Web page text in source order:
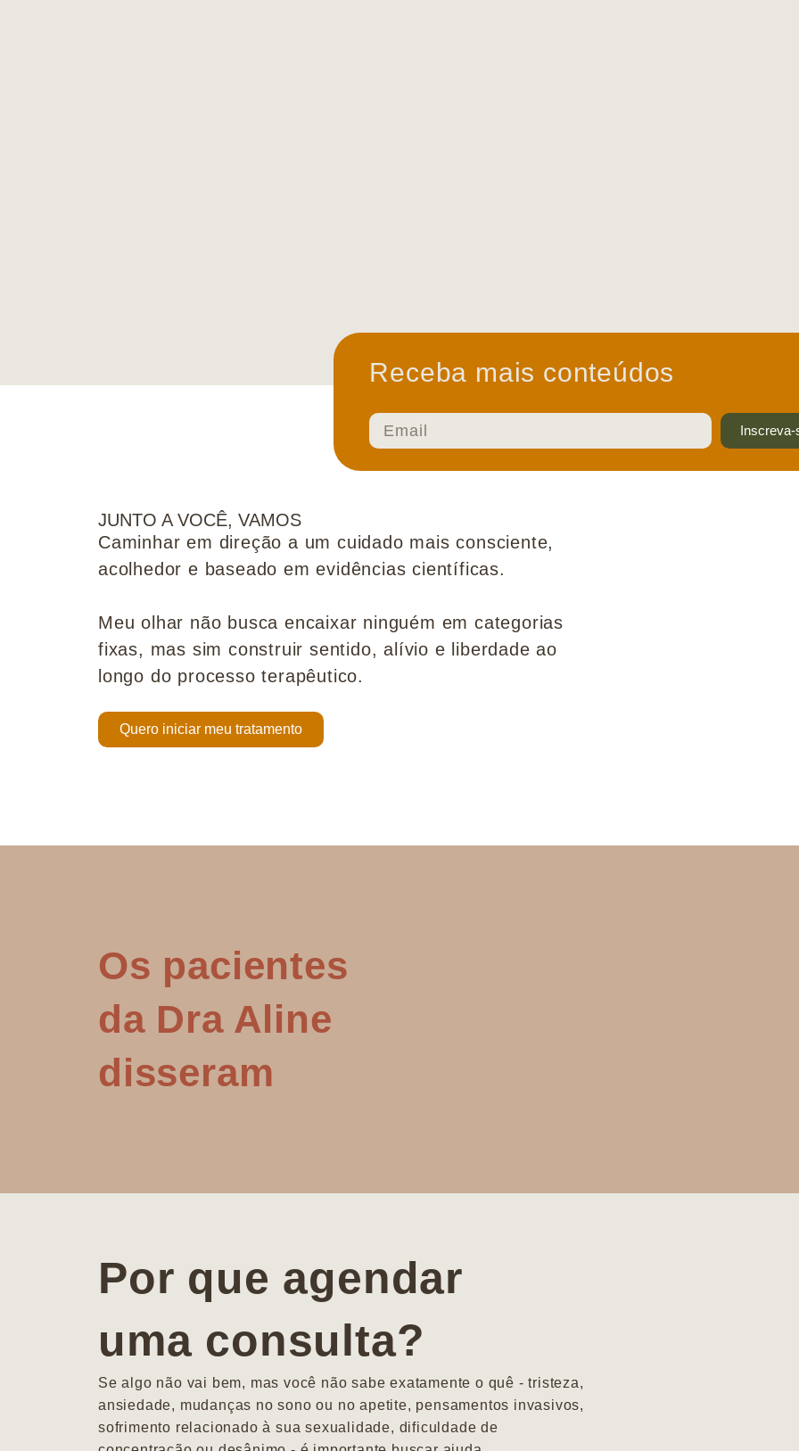
Receba mais conteúdos
Inscreva-
JUNTO A VOCÊ, VAMOS
Caminhar em direção a um cuidado mais consciente,
acolhedor e baseado em evidências científicas.
Meu olhar não busca encaixar ninguém em categorias
fixas, mas sim construir sentido, alívio e liberdade ao
longo do processo terapêutico.
Quero iniciar meu tratamento
Os pacientes
da Dra Aline
disseram
Por que agendar
uma consulta?
Se algo não vai bem, mas você não sabe exatamente o quê - tristeza,
ansiedade, mudanças no sono ou no apetite, pensamentos invasivos,
sofrimento relacionado à sua sexualidade, dificuldade de